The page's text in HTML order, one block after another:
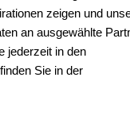
zeigen und
an ausgewählte
jederzeit in den
Sie in der
aufgetreten.
neu.